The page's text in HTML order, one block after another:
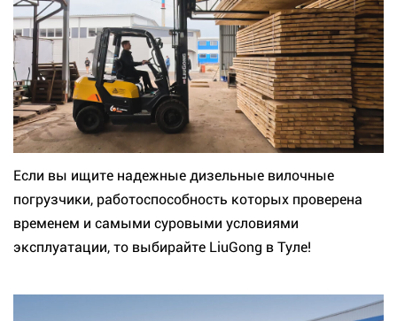
Если вы ищите надежные дизельные вилочные
погрузчики, работоспособность которых проверена
временем и самыми суровыми условиями
эксплуатации, то выбирайте LiuGong в Туле!